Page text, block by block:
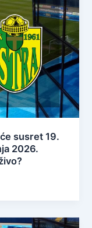
susret 19.
2026.